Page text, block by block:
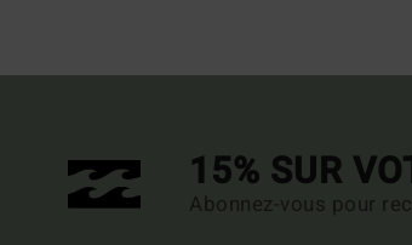
15% SUR
Abonnez-vous pour